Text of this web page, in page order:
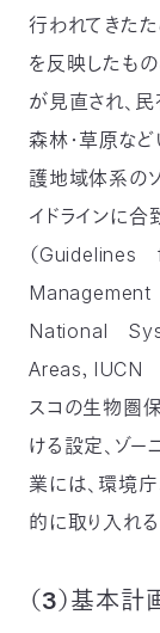
行われてきた
を反映したも
が見直され、
森林・草原な
護地域体系の
イドラインに
（
National
Areas，IUCN
スコの生物圏
ける設定、ゾー
業には、環境
的に取り入れる
（3）基本